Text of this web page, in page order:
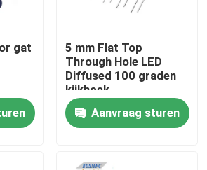
gat
5 mm Flat Top
Through Hole LED
Diffused 100 graden
kijkhoek
Aanvraag sturen